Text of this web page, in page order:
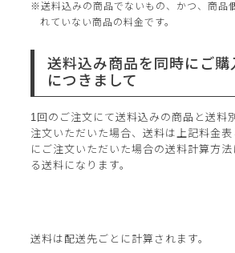
送料込みの商品でないもの、かつ、商品
れていない商品の料金です。
送料込み商品を同時にご購
につきまして
1回のご注文にて送料込みの商品と送料
注文いただいた場合、送料は上記料金
にご注文いただいた場合の送料計算方
る送料になります。
送料は配送先ごとに計算されます。